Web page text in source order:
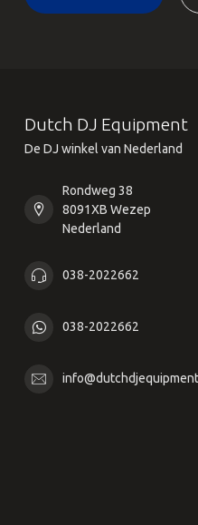
Dutch DJ Equipment
De DJ winkel van Nederland
Rondweg 38
8091XB Wezep
Nederland
038-2022662
038-2022662